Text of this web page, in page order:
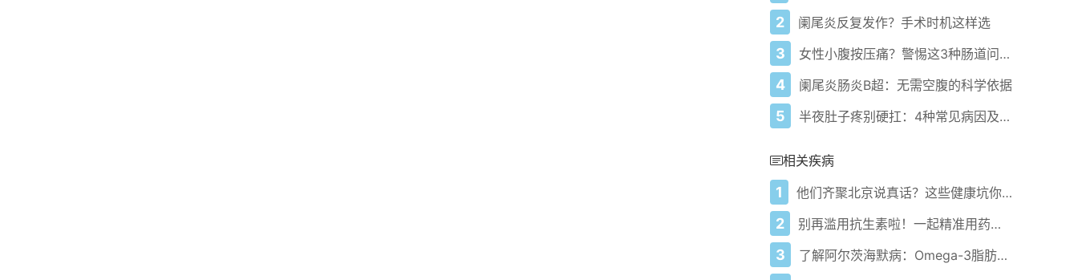
2 阑尾炎反复发作？手术时机这样选
3 女性小腹按压痛？警惕这3种肠道问题报警
4 阑尾炎肠炎B超：无需空腹的科学依据
5 半夜肚子疼别硬扛：4种常见病因及科学应对指南
相关疾病
1 他们齐聚北京说真话？这些健康坑你还在踩吗
2 别再滥用抗生素啦！一起精准用药守护健康！
3 了解阿尔茨海默病：Omega-3脂肪酸的作用